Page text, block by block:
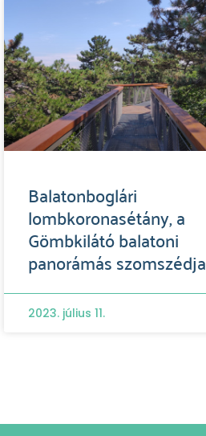
Balatonboglári
lombkoronasétány, a
Gömbkilátó balatoni
panorámás szomszédja
2023. július 11.